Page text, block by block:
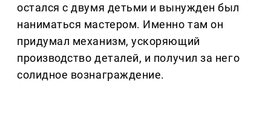
остался с двумя детьми и вынужден был
наниматься мастером. Именно там он
придумал механизм, ускоряющий
производство деталей, и получил за него
солидное вознаграждение.